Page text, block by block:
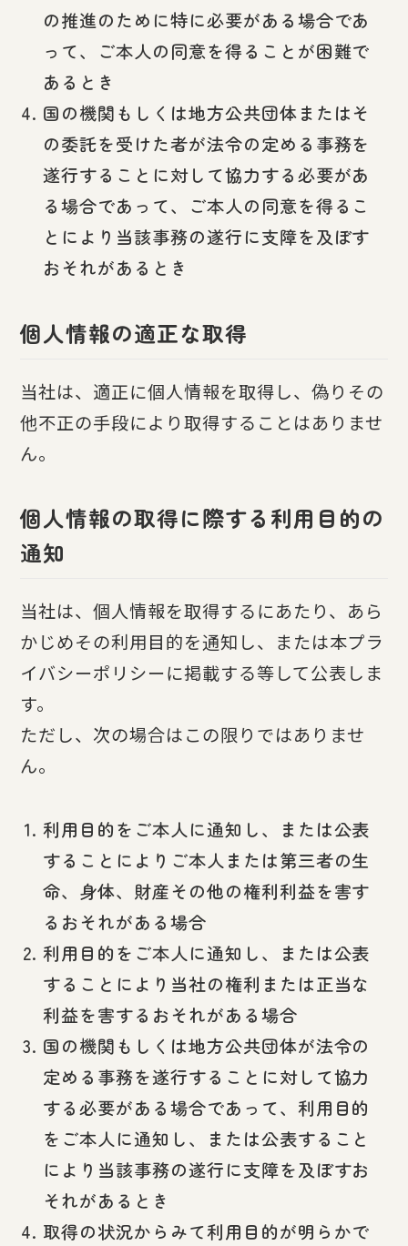
の推進のために特に必要がある場合であ
って、ご本人の同意を得ることが困難で
あるとき
国の機関もしくは地方公共団体またはそ
の委託を受けた者が法令の定める事務を
遂行することに対して協力する必要があ
る場合であって、ご本人の同意を得るこ
とにより当該事務の遂行に支障を及ぼす
おそれがあるとき
個人情報の適正な取得
当社は、適正に個人情報を取得し、偽りその
他不正の手段により取得することはありませ
ん。
個人情報の取得に際する利用目的の
通知
当社は、個人情報を取得するにあたり、あら
かじめその利用目的を通知し、または本プラ
イバシーポリシーに掲載する等して公表しま
す。
ただし、次の場合はこの限りではありませ
ん。
利用目的をご本人に通知し、または公表
することによりご本人または第三者の生
命、身体、財産その他の権利利益を害す
るおそれがある場合
利用目的をご本人に通知し、または公表
することにより当社の権利または正当な
利益を害するおそれがある場合
国の機関もしくは地方公共団体が法令の
定める事務を遂行することに対して協力
する必要がある場合であって、利用目的
をご本人に通知し、または公表すること
により当該事務の遂行に支障を及ぼすお
それがあるとき
取得の状況からみて利用目的が明らかで